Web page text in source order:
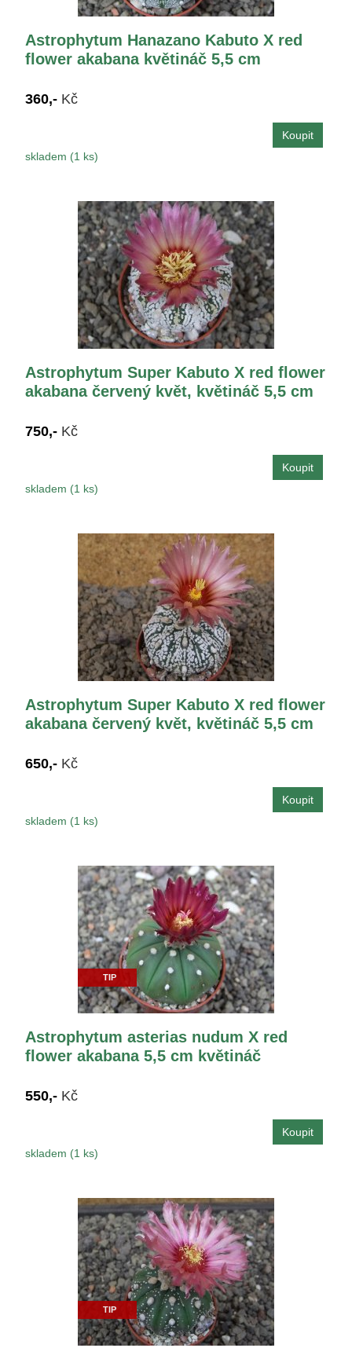
Astrophytum Hanazano Kabuto X red
flower akabana květináč 5,5 cm
360,- Kč
skladem (1 ks)
Astrophytum Super Kabuto X red flower
akabana červený květ, květináč 5,5 cm
750,- Kč
skladem (1 ks)
Astrophytum Super Kabuto X red flower
akabana červený květ, květináč 5,5 cm
650,- Kč
skladem (1 ks)
TIP
Astrophytum asterias nudum X red
flower akabana 5,5 cm květináč
550,- Kč
skladem (1 ks)
TIP